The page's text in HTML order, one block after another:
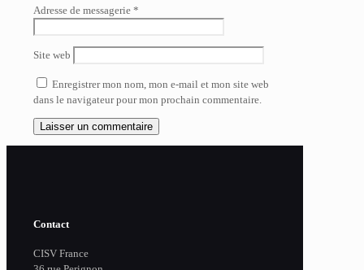
Adresse de messagerie *
Site web
Enregistrer mon nom, mon e-mail et mon site web
dans le navigateur pour mon prochain commentaire.
Contact
CISV France